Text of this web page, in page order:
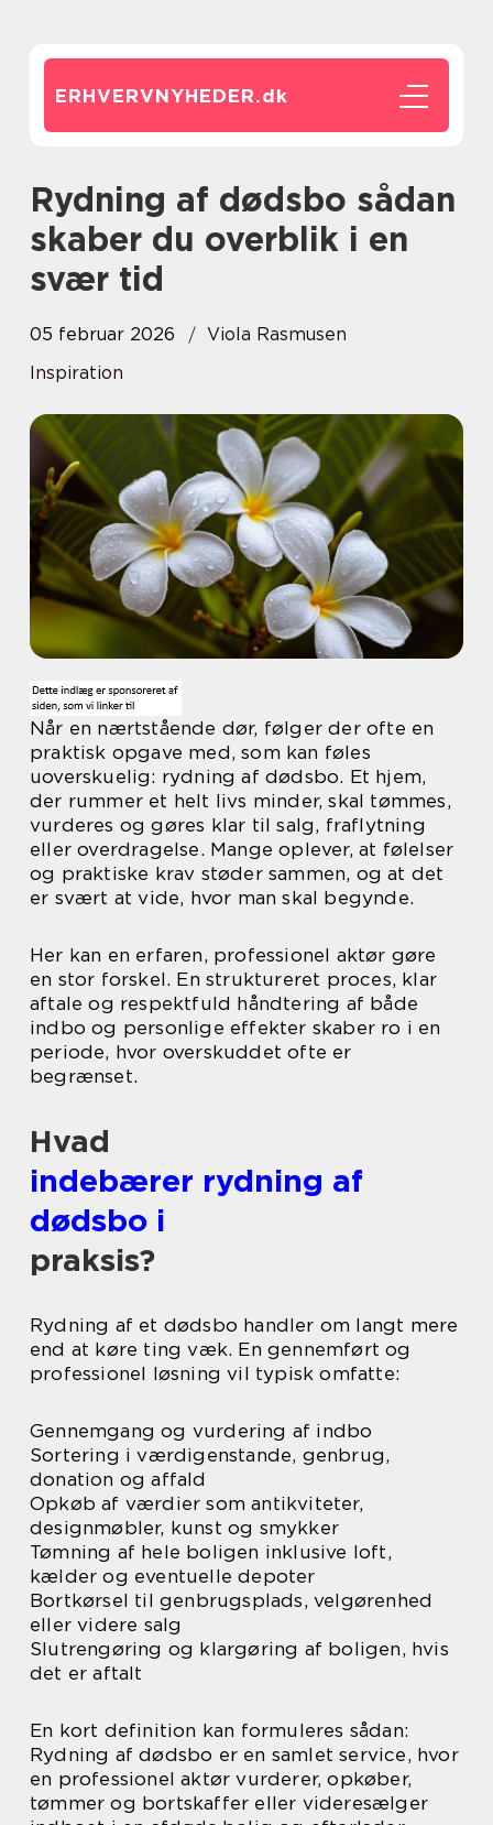
ERHVERVNYHEDER.dk
Rydning af dødsbo sådan
skaber du overblik i en
svær tid
05 februar 2026
Viola Rasmusen
Inspiration
Når en nærtstående dør, følger der ofte en
praktisk opgave med, som kan føles
uoverskuelig: rydning af dødsbo. Et hjem,
der rummer et helt livs minder, skal tømmes,
vurderes og gøres klar til salg, fraflytning
eller overdragelse. Mange oplever, at følelser
og praktiske krav støder sammen, og at det
er svært at vide, hvor man skal begynde.
Her kan en erfaren, professionel aktør gøre
en stor forskel. En struktureret proces, klar
aftale og respektfuld håndtering af både
indbo og personlige effekter skaber ro i en
periode, hvor overskuddet ofte er
begrænset.
Hvad
indebærer rydning af
dødsbo i
praksis?
Rydning af et dødsbo handler om langt mere
end at køre ting væk. En gennemført og
professionel løsning vil typisk omfatte:
Gennemgang og vurdering af indbo
Sortering i værdigenstande, genbrug,
donation og affald
Opkøb af værdier som antikviteter,
designmøbler, kunst og smykker
Tømning af hele boligen inklusive loft,
kælder og eventuelle depoter
Bortkørsel til genbrugsplads, velgørenhed
eller videre salg
Slutrengøring og klargøring af boligen, hvis
det er aftalt
En kort definition kan formuleres sådan:
Rydning af dødsbo er en samlet service, hvor
en professionel aktør vurderer, opkøber,
tømmer og bortskaffer eller videresælger